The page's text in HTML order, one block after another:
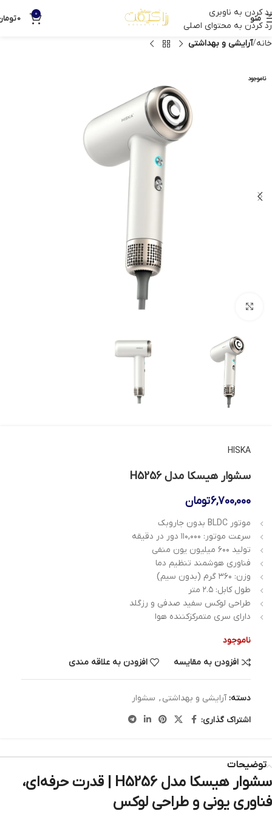
رد کردن به ناوبری
رد کردن به محتوای اصلی
منو 0
0
خانه آرایشی و بهداشتی
ناموجود
HISKA
سشوار هیسکا مدل H5256
6,700,000تومان
موتور BLDC بدون جاروبک
سرعت موتور: ۱۱۰,۰۰۰ دور در دقیقه
تولید ۶۰۰ میلیون یون منفی
فناوری هوشمند تنظیم دما
وزن: ۳۶۰ گرم (بدون سیم)
طول کابل: ۲.۵ متر
طراحی لوکس سفید صدفی و رزگلد
دارای سری متمرکزکننده هوا
ناموجود
افزودن به مقایسه
افزودن به علاقه مندی
دسته: آرایشی و بهداشتی , سشوار
اشتراک گذاری:
توضیحات
سشوار هیسکا مدل H5256 | قدرت حرفه‌ای،
فناوری یونی و طراحی لوکس